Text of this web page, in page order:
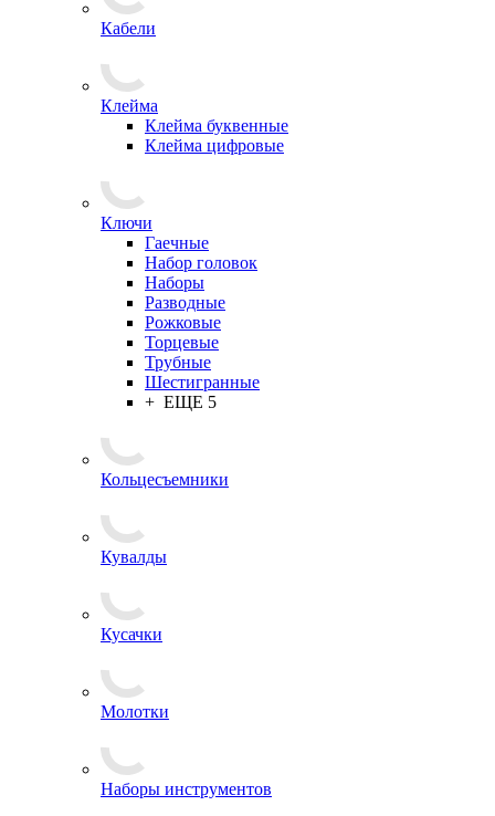
Кабели
Клейма
Клейма буквенные
Клейма цифровые
Ключи
Гаечные
Набор головок
Наборы
Разводные
Рожковые
Торцевые
Трубные
Шестигранные
+ ЕЩЕ 5
Кольцесъемники
Кувалды
Кусачки
Молотки
Наборы инструментов